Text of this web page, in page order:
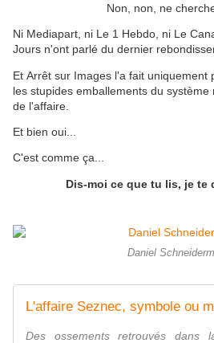
Non, non, ne
Ni Mediapart, ni Le 1 Hebdo, ni Le
Jours n'ont parlé du dernier
Et Arrêt sur Images l'a fait uniquement
les stupides emballements du
de l'affaire.
Et bien oui...
C'est comme ça...
Dis-moi ce que tu lis, je te
Daniel
L'affaire Seznec, symbole ou
Des ossements retrouvés dans